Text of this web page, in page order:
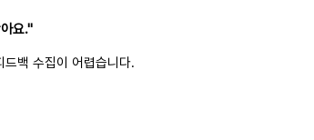
요."
백 수집이 어렵습니다.